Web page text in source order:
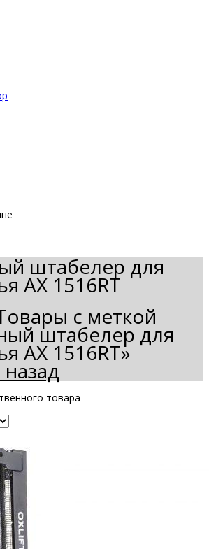
штабелер для
AX 1516RT
с меткой
штабелер для
AX 1516RT»
товара